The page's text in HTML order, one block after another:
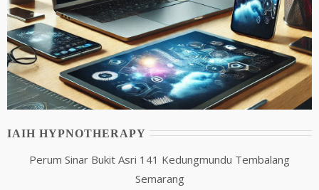
IAIH HYPNOTHERAPY
Perum Sinar Bukit Asri 141 Kedungmundu Tembalang
Semarang